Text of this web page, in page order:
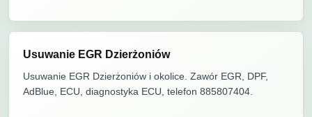
Usuwanie EGR Dzierżoniów
Usuwanie EGR Dzierżoniów i okolice. Zawór EGR, DPF,
AdBlue, ECU, diagnostyka ECU, telefon 885807404.